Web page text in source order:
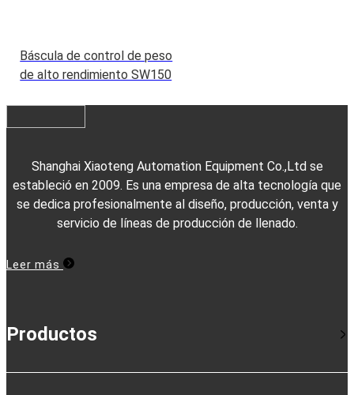
Báscula de control de peso
de alto rendimiento SW150
Shanghai Xiaoteng Automation Equipment Co.,Ltd se
estableció en 2009. Es una empresa de alta tecnología que
se dedica profesionalmente al diseño, producción, venta y
servicio de líneas de producción de llenado.
Leer más
Productos